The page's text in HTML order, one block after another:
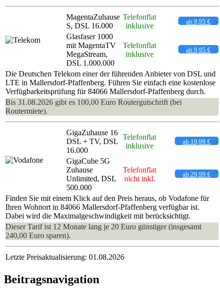
MagentaZuhause
S, DSL 16.000
Telefonflat
inklusive
ab 9,95 €
Glasfaser 1000
mit MagentaTV
MegaStream,
DSL 1.000.000
Telefonflat
inklusive
ab 9,95 €
Die Deutschen Telekom einer der führenden Anbieter von DSL und
LTE in Mallersdorf-Pfaffenberg. Führen Sie einfach eine kostenlose
Verfügbarkeitsprüfung für 84066 Mallersdorf-Pfaffenberg durch.
Bis 31.08.2026 gibt es 100,00 Euro Routergutschrift (bei
Routermiete).
GigaZuhause 16
DSL + TV, DSL
16.000
Telefonflat
inklusive
ab 19,98 €
GigaCube 5G
Zuhause
Unlimited, DSL
500.000
Telefonflat
nicht inkl.
ab 29,99 €
Finden Sie mit einem Klick auf den Preis heraus, ob Vodafone für
Ihren Wohnort in 84066 Mallersdorf-Pfaffenberg verfügbar ist.
Dabei wird die Maximalgeschwindigkeit mit berücksichtigt.
Dieser Tarif ist 12 Monate lang je 20 Euro günstiger (insgesamt
240,00 Euro sparen).
Letzte Preisaktualisierung: 01.08.2026
Beitragsnavigation